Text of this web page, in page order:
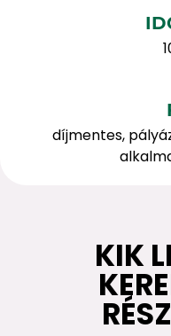
díjmentes,
KIK